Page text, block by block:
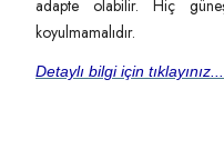
adapte olabilir. Hiç
koyulmamalıdır.
Detaylı bilgi için tıklayınız...